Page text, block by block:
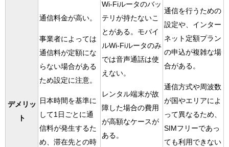
デメリッ
ト
通信料金が高い。
事業者によっては
通信料が定額にな
らない場合がある
ため設定に注意。
日本時間を基準に
して1日ごとに通
信料が発生するた
め、滞在先との時
Wi-Fiルータのバッ
テリが持たないこ
とがある。モバイ
ルWi-Fiルータのみ
では音声通話は使
えない。
レンタル端末が故
障した場合の費用
が高額なケースが
ある。
通信を行うための
設定や、インター
ネット定額プラン
の申込が複雑な場
合がある。
通信方式や周波数
が国やエリアによ
って異なるため、
SIMフリーであっ
ても利用できない